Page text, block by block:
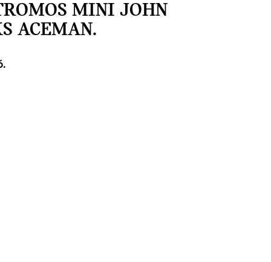
MINI JOHN
ACEMAN.